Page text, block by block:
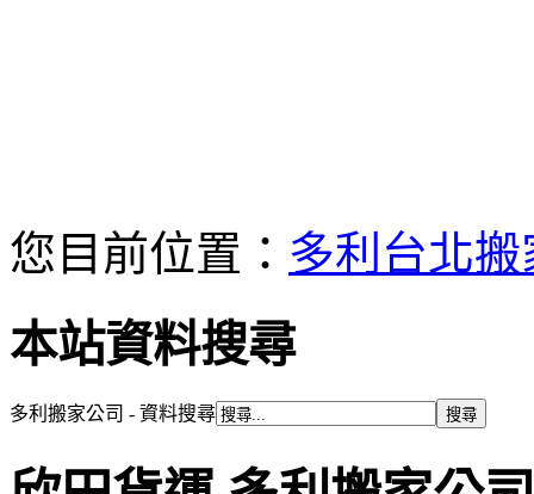
您目前位置： 多利台北
本站資料搜尋
多利搬家公司 - 資料搜尋